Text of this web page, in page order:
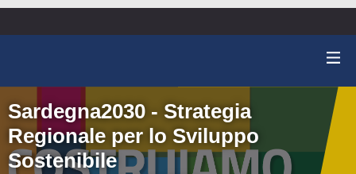
Sardegna2030 - Strategia
Regionale per lo Sviluppo
Sostenibile